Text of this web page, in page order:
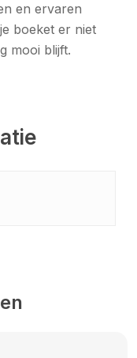
en ervaren
boeket er niet
mooi blijft.